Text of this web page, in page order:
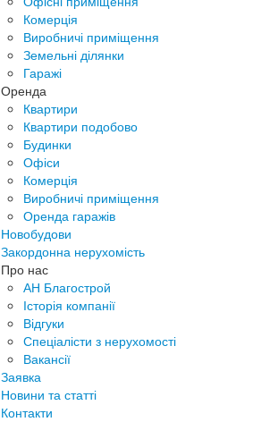
Комерція
Виробничі приміщення
Земельні ділянки
Гаражі
Оренда
Квартири
Квартири подобово
Будинки
Офіси
Комерція
Виробничі приміщення
Оренда гаражів
Новобудови
Закордонна нерухомість
Про нас
АН Благострой
Історія компанії
Відгуки
Спеціалісти з нерухомості
Вакансії
Заявка
Новини та статті
Контакти